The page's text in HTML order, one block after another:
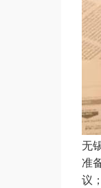
无
准
议